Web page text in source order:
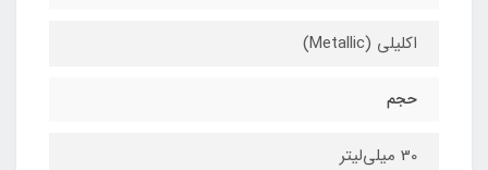
اکلیلی (Metallic)
حجم
30 میلی‌لیتر